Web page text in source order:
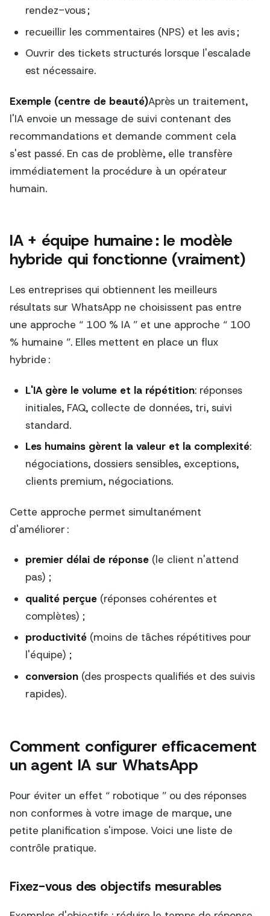
rendez-vous ;
recueillir les commentaires (NPS) et les avis ;
Ouvrir des tickets structurés lorsque l'escalade
est nécessaire.
Exemple (centre de beauté)Après un traitement,
l'IA envoie un message de suivi contenant des
recommandations et demande comment cela
s'est passé. En cas de problème, elle transfère
immédiatement la procédure à un opérateur
humain.
IA + équipe humaine : le modèle
hybride qui fonctionne (vraiment)
Les entreprises qui obtiennent les meilleurs
résultats sur WhatsApp ne choisissent pas entre
une approche “ 100 % IA ” et une approche “ 100
% humaine ”. Elles mettent en place un flux
hybride :
L'IA gère le volume et la répétition: réponses
initiales, FAQ, collecte de données, tri, suivi
standard.
Les humains gèrent la valeur et la complexité:
négociations, dossiers sensibles, exceptions,
clients premium, négociations.
Cette approche permet simultanément
d'améliorer :
premier délai de réponse(le client n'attend
pas) ;
qualité perçue(réponses cohérentes et
complètes) ;
productivité(moins de tâches répétitives pour
l'équipe) ;
conversion(des prospects qualifiés et des suivis
rapides).
Comment configurer efficacement
un agent IA sur WhatsApp
Pour éviter un effet “ robotique ” ou des réponses
non conformes à votre image de marque, une
petite planification s'impose. Voici une liste de
contrôle pratique.
Fixez-vous des objectifs mesurables